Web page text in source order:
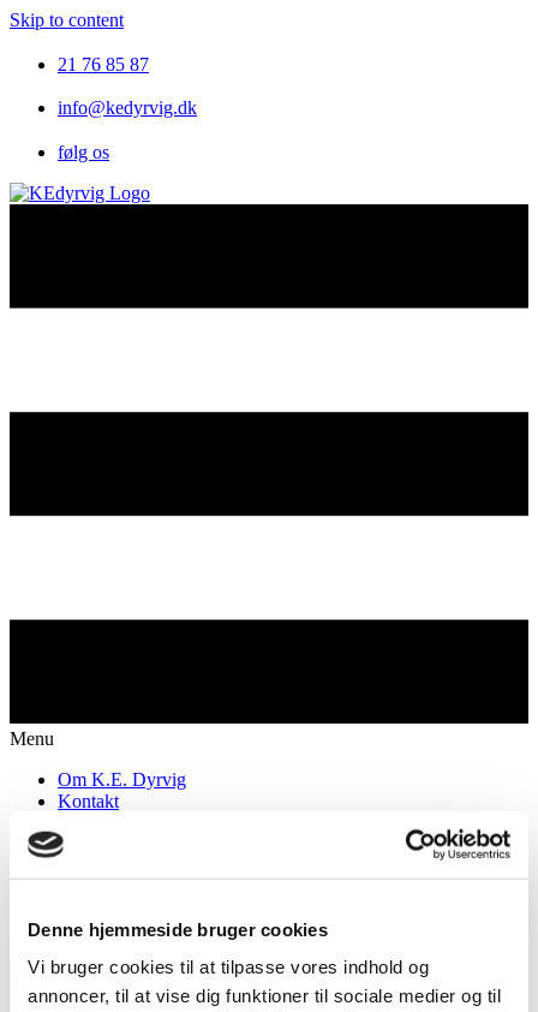
Denne hjemmeside bruger cookies
Vi bruger cookies til at tilpasse vores indhold og
annoncer, til at vise dig funktioner til sociale medier og til
Skip to content
21 76 85 87
info@kedyrvig.dk
følg os
Menu
Om K.E. Dyrvig
Kontakt
Vand i haven